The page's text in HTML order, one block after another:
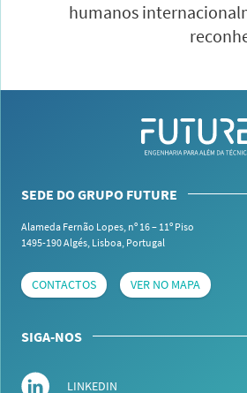
humanos
SEDE DO GRUPO FUTURE
Alameda Fernão Lopes, nº 16 – 11º Piso
1495-190 Algés, Lisboa, Portugal
CONTACTOS VER NO MAPA
SIGA-NOS
LINKEDIN